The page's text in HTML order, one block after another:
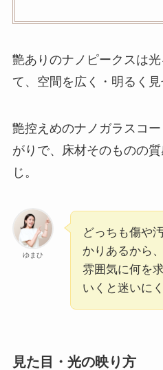
艶ありのナノピークスは
て、空間を広く・明るく見
艶控えめのナノガラスコ
がりで、床材そのものの
じ。
ゆまひ
どっちも傷や
かりあるから
雰囲気に何を
いくと迷いにく
見た目・光の映り方